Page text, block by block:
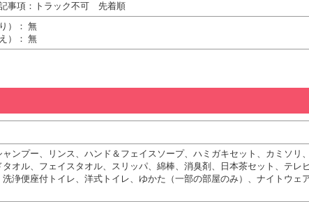
事項：トラック不可 先着順
）： 無
）： 無
ンプー、リンス、ハンド＆フェイスソープ、ハミガキセット、カミソ
タオル、フェイスタオル、スリッパ、綿棒、消臭剤、日本茶セット、テレ
浄便座付トイレ、洋式トイレ、ゆかた（一部の部屋のみ）、ナイトウェ